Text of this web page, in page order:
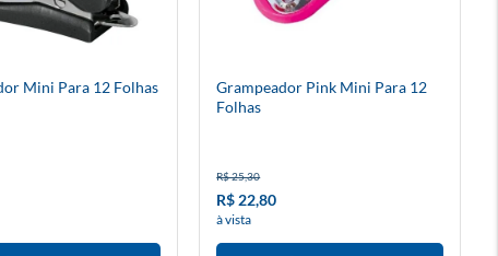
Mini Para 12 Folhas
Grampeador Pink Mini Para 12
Folhas
R$ 25,30
R$ 22,80
à vista